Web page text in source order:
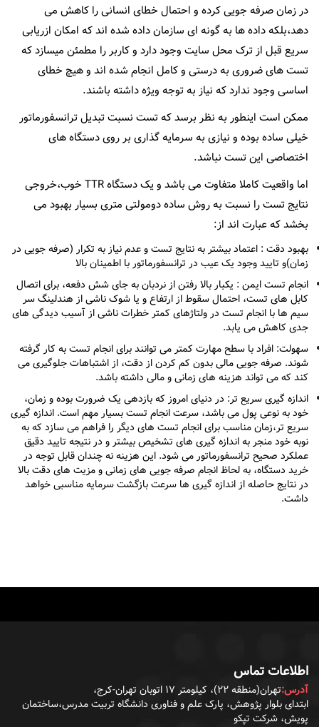
در زمان صرفه جویی کرده و احتمال خطای انسانی را کاهش می
دهد،بلکه داده ها به گونه ای سازمان داده شده اند که امکان ازریابی
سریع قبل از ترک محل سایت وجود دارد و کاربر را مطمئن میسازد که
تست های ضروری به درستی و کامل انجام شده اند و هیچ خطای
اساسی وجود ندارد که نیاز به توجه ویژه داشته باشند.
ممکن است اینطور به نظر برسد که تست نسبت تبدیل ترانسفورماتور
خیلی ساده بوده و نیازی به سرمایه گذاری بر روی دستگاه های
اختصاصی این تست نباشد.
اما واقعیت کاملا متفاوت می باشد و یک دستگاه TTR خوب،خروجی
نتایج تست را نسبت به روش ساده دومولتی متری بسیار بهبود می
بخشد که عبارت اند از:
بهبود دقت : اعتماد بیشتر به نتایج تست و عدم نیاز به تکرار (صرفه جویی در
زمان)و تایید وجود یک عیب در ترانسفورماتور با اطمینان بالا
انجام تست ایمن : یکبار بالا رفتن از نردبان به جای شش دفعه، برای اتصال
کابل های تست، احتمال سقوط از ارتفاع و یا شوک ناشی از هندلینگ سر
سیم ها با انجام تست در ولتاژهای کمتر خطرات ناشی از آسیب دیدگی های
جدی کاهش می یابد.
سهولت: افراد با سطح مهارت کمتر می توانند برای انجام تست به کار گرفته
شوند. صرفه جویی مالی بدون کم کردن از دقت، از اشتباهات جلوگیری می
کند که می تواند هزینه های زمانی و مالی داشته باشد.
اندازه گیری سریع تر: در دنیای امروز که بازدهی یک ضرورت بوده و زمان،
خود به نوعی پول می باشد، سرعت انجام تست بسیار مهم است. اندازه گیری
سریع تر،زمان مناسب برای انجام تست های دیگر را فراهم می سازد که به
نوبه خود منجر به اندازه گیری های تشخیص بیشتر و در نتیجه تایید دقیق
عملکرد صحیح ترانسفورماتور می شود. این هزینه نه چندان قابل توجه در
خرید دستگاه، به لحاظ انجام صرفه جویی های زمانی و مزیت های دقت بالا
در نتایج حاصله از اندازه گیری ها سرعت بازگشت سرمایه مناسبی خواهد
داشت.
اطلاعات تماس
آدرس:تهران(منطقه ۲۲)، کیلومتر ۱۷ اتوبان تهران-کرج،
ابتدای بلوار پژوهش، پارک علم و فناوری دانشگاه تربیت مدرس،ساختمان
پویش، شرکت تپکو